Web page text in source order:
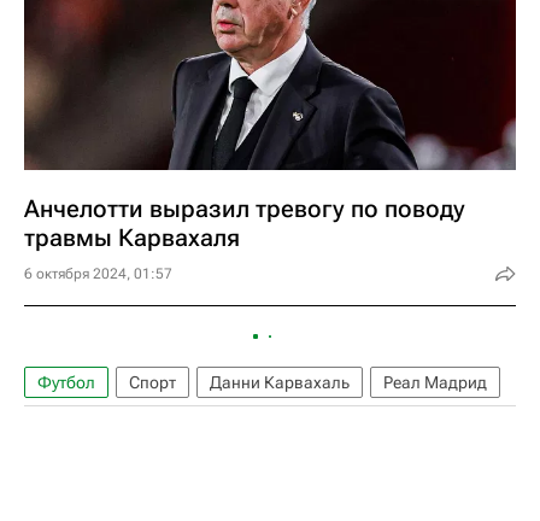
Анчелотти выразил тревогу по поводу
травмы Карвахаля
6 октября 2024, 01:57
Футбол Спорт Данни Карвахаль Реал Мадрид